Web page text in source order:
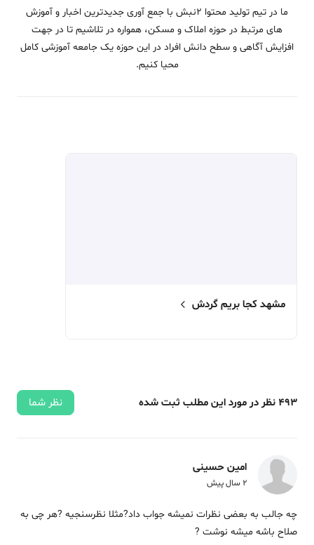
ما در تیم تولید محتوا 2نبش با جمع آوری جدیدترین اخبار و آموزش
های مرتبط در حوزه املاک و مسکن، همواره در تلاشیم تا در جهت
افزایش آگاهی و سطح دانش افراد در این حوزه یک جامعه آموزشی کامل
محیا کنیم.
مشهد کجا بریم گردش
493 نظر در مورد این مطلب ثبت شده نظر شما
امین حسینی
2 سال پیش
چه جالب به بعضی نظرات نمیشه جواب داد?مثلا نظرسنجیه ?هر چی به
صلاح باشه میشه نوشت ?